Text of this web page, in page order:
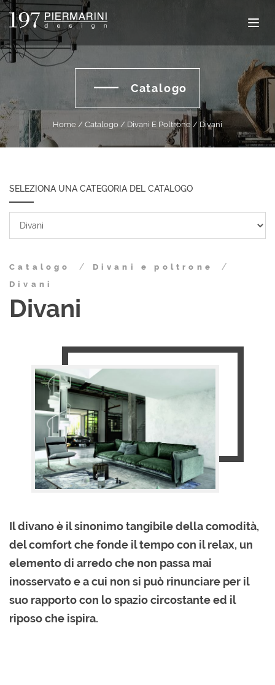
Catalogo
Home Catalogo Divani E Poltrone Divani
SELEZIONA UNA CATEGORIA DEL CATALOGO
Catalogo
Divani e poltrone
Divani
Divani
Il divano è il sinonimo tangibile della comodità,
del comfort che fonde il tempo con il relax, un
elemento di arredo che non passa mai
inosservato e a cui non si può rinunciare per il
suo rapporto con lo spazio circostante ed il
riposo che ispira.